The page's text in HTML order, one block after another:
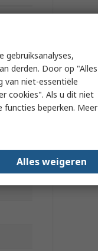
gebruiksanalyses,
derden. Door op "Alles
van niet-essentiële
cookies". Als u dit niet
beperken. Meer
Alles weigeren